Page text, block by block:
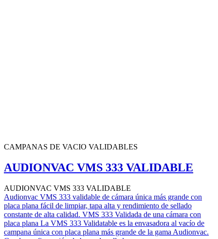
CAMPANAS DE VACIO VALIDABLES
AUDIONVAC VMS 333 VALIDABLE
AUDIONVAC VMS 333 VALIDABLE
Audionvac VMS 333 validable de cámara única más grande con
placa plana fácil de limpiar, tapa alta y rendimiento de sellado
constante de alta calidad. VMS 333 Validada de una cámara con
placa plana La VMS 333 Validatable es la envasadora al vacío de
campana única con placa plana más grande de la gama Audionvac.